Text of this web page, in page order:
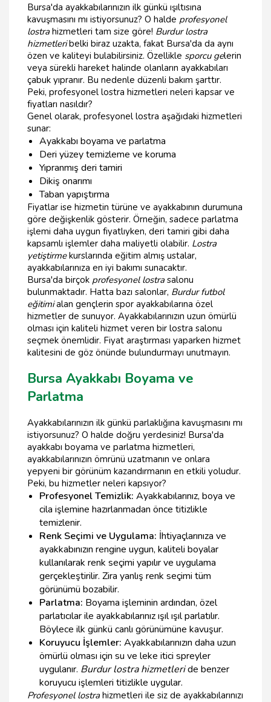
Bursa'da ayakkabılarınızın ilk günkü ışıltısına
kavuşmasını mı istiyorsunuz? O halde profesyonel
lostrahizmetleri tam size göre! Burdur lostra
hizmetleribelki biraz uzakta, fakat Bursa'da da aynı
özen ve kaliteyi bulabilirsiniz. Özellikle sporcu gelerin
veya sürekli hareket halinde olanların ayakkabıları
çabuk yıpranır. Bu nedenle düzenli bakım şarttır.
Peki, profesyonel lostra hizmetleri neleri kapsar ve
fiyatları nasıldır?
Genel olarak, profesyonel lostra aşağıdaki hizmetleri
sunar:
Ayakkabı boyama ve parlatma
Deri yüzey temizleme ve koruma
Yıpranmış deri tamiri
Dikiş onarımı
Taban yapıştırma
Fiyatlar ise hizmetin türüne ve ayakkabının durumuna
göre değişkenlik gösterir. Örneğin, sadece parlatma
işlemi daha uygun fiyatlıyken, deri tamiri gibi daha
kapsamlı işlemler daha maliyetli olabilir. Lostra
yetiştirmekurslarında eğitim almış ustalar,
ayakkabılarınıza en iyi bakımı sunacaktır.
Bursa'da birçok profesyonel lostrasalonu
bulunmaktadır. Hatta bazı salonlar, Burdur futbol
eğitimialan gençlerin spor ayakkabılarına özel
hizmetler de sunuyor. Ayakkabılarınızın uzun ömürlü
olması için kaliteli hizmet veren bir lostra salonu
seçmek önemlidir. Fiyat araştırması yaparken hizmet
kalitesini de göz önünde bulundurmayı unutmayın.
Bursa Ayakkabı Boyama ve
Parlatma
Ayakkabılarınızın ilk günkü parlaklığına kavuşmasını mı
istiyorsunuz? O halde doğru yerdesiniz! Bursa'da
ayakkabı boyama ve parlatma hizmetleri,
ayakkabılarınızın ömrünü uzatmanın ve onlara
yepyeni bir görünüm kazandırmanın en etkili yoludur.
Peki, bu hizmetler neleri kapsıyor?
Profesyonel Temizlik: Ayakkabılarınız, boya ve
cila işlemine hazırlanmadan önce titizlikle
temizlenir.
Renk Seçimi ve Uygulama: İhtiyaçlarınıza ve
ayakkabınızın rengine uygun, kaliteli boyalar
kullanılarak renk seçimi yapılır ve uygulama
gerçekleştirilir. Zira yanlış renk seçimi tüm
görünümü bozabilir.
Parlatma: Boyama işleminin ardından, özel
parlatıcılar ile ayakkabılarınız ışıl ışıl parlatılır.
Böylece ilk günkü canlı görünümüne kavuşur.
Koruyucu İşlemler: Ayakkabılarınızın daha uzun
ömürlü olması için su ve leke itici spreyler
uygulanır. Burdur lostra hizmetleride benzer
koruyucu işlemleri titizlikle uygular.
Profesyonel lostrahizmetleri ile siz de ayakkabılarınızı